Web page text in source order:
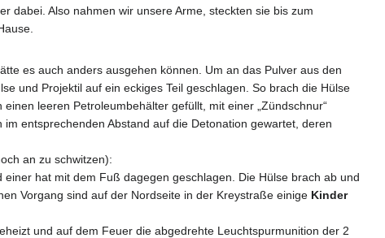
dabei. Also nahmen wir unsere Arme, steckten sie bis zum
es auch anders ausgehen können. Um an das Pulver aus den
und Projektil auf ein eckiges Teil geschlagen. So brach die Hülse
leeren Petroleumbehälter gefüllt, mit einer „Zündschnur“
entsprechenden Abstand auf die Detonation gewartet, deren
an zu schwitzen):
hat mit dem Fuß dagegen geschlagen. Die Hülse brach ab und
Vorgang sind auf der Nordseite in der Kreystraße einige Kinder
und auf dem Feuer die abgedrehte Leuchtspurmunition der 2